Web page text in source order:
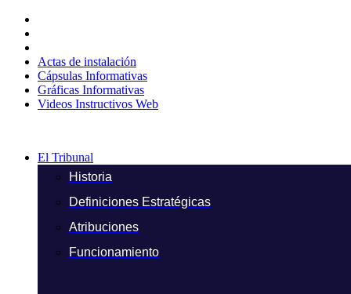
contenido
Actas de instalación
Cápsulas Informativas
Gráficas Informativas
Videos Instructivos Web
El Tribunal
Historia
Definiciones Estratégicas
Atribuciones
Funcionamiento